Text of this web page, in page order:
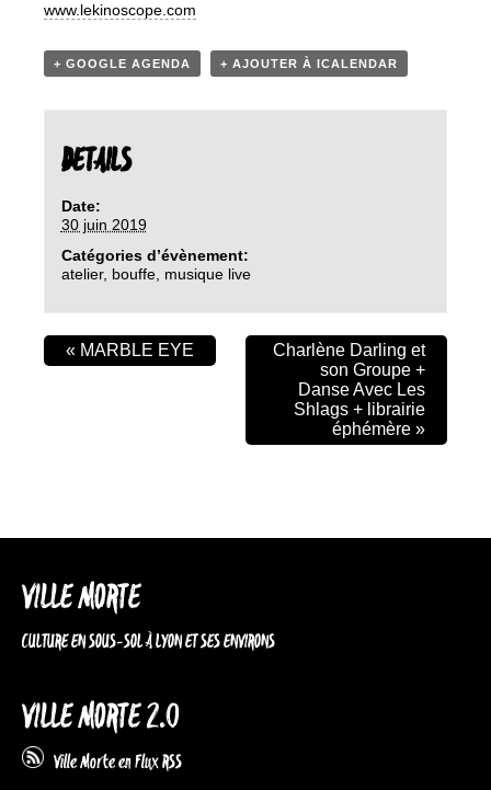
www.lekinoscope.com
+ GOOGLE AGENDA + AJOUTER À ICALENDAR
DETAILS
Date:
30 juin 2019
Catégories d’évènement:
atelier, bouffe, musique live
« MARBLE EYE
Charlène Darling et
son Groupe +
Danse Avec Les
Shlags + librairie
éphémère »
VILLE MORTE
CULTURE EN SOUS-SOL À LYON ET SES ENVIRONS
VILLE MORTE 2.0
Ville Morte en Flux RSS